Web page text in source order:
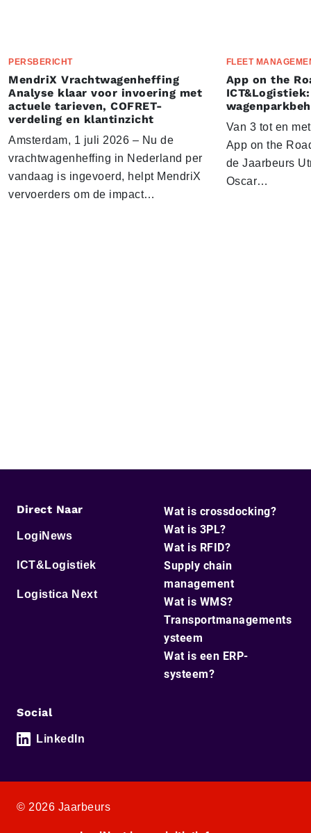
PERSBERICHT
MendriX Vrachtwagenheffing
Analyse klaar voor invoering met
actuele tarieven, COFRET-
verdeling en klantinzicht
Amsterdam, 1 juli 2026 – Nu de
vrachtwagenheffing in Nederland per
vandaag is ingevoerd, helpt MendriX
vervoerders om de impact…
FLEET
App on the
Van 3 tot en
App on the
de Jaarbeurs
Oscar…
Direct Naar
LogiNews
ICT&Logistiek
Logistica Next
Wat is crossdocking?
Wat is 3PL?
Wat is RFID?
Supply chain
management
Wat is WMS?
Transportmanagements
ysteem
Wat is een ERP-
systeem?
Social
LinkedIn
© 2026 Jaarbeurs